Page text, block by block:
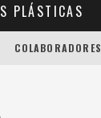
PLÁSTICAS
COLABORADORES